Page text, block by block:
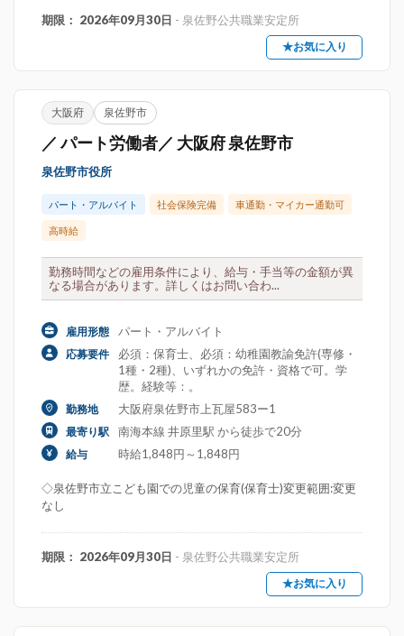
期限： 2026年09月30日 - 泉佐野公共職業安定所
★お気に入り
大阪府 泉佐野市
／ パート労働者／ 大阪府 泉佐野市
泉佐野市役所
パート・アルバイト 社会保険完備 車通勤・マイカー通勤可
高時給
勤務時間などの雇用条件により、給与・手当等の金額が異
なる場合があります。詳しくはお問い合わ...
雇用形態 パート・アルバイト
応募要件
必須：保育士、必須：幼稚園教諭免許(専修・
1種・2種)、いずれかの免許・資格で可。学
歴。経験等：。
勤務地 大阪府泉佐野市上瓦屋583ー1
最寄り駅 南海本線 井原里駅 から徒歩で20分
給与 時給1,848円～1,848円
◇泉佐野市立こども園での児童の保育(保育士)変更範囲:変更
なし
期限： 2026年09月30日 - 泉佐野公共職業安定所
★お気に入り